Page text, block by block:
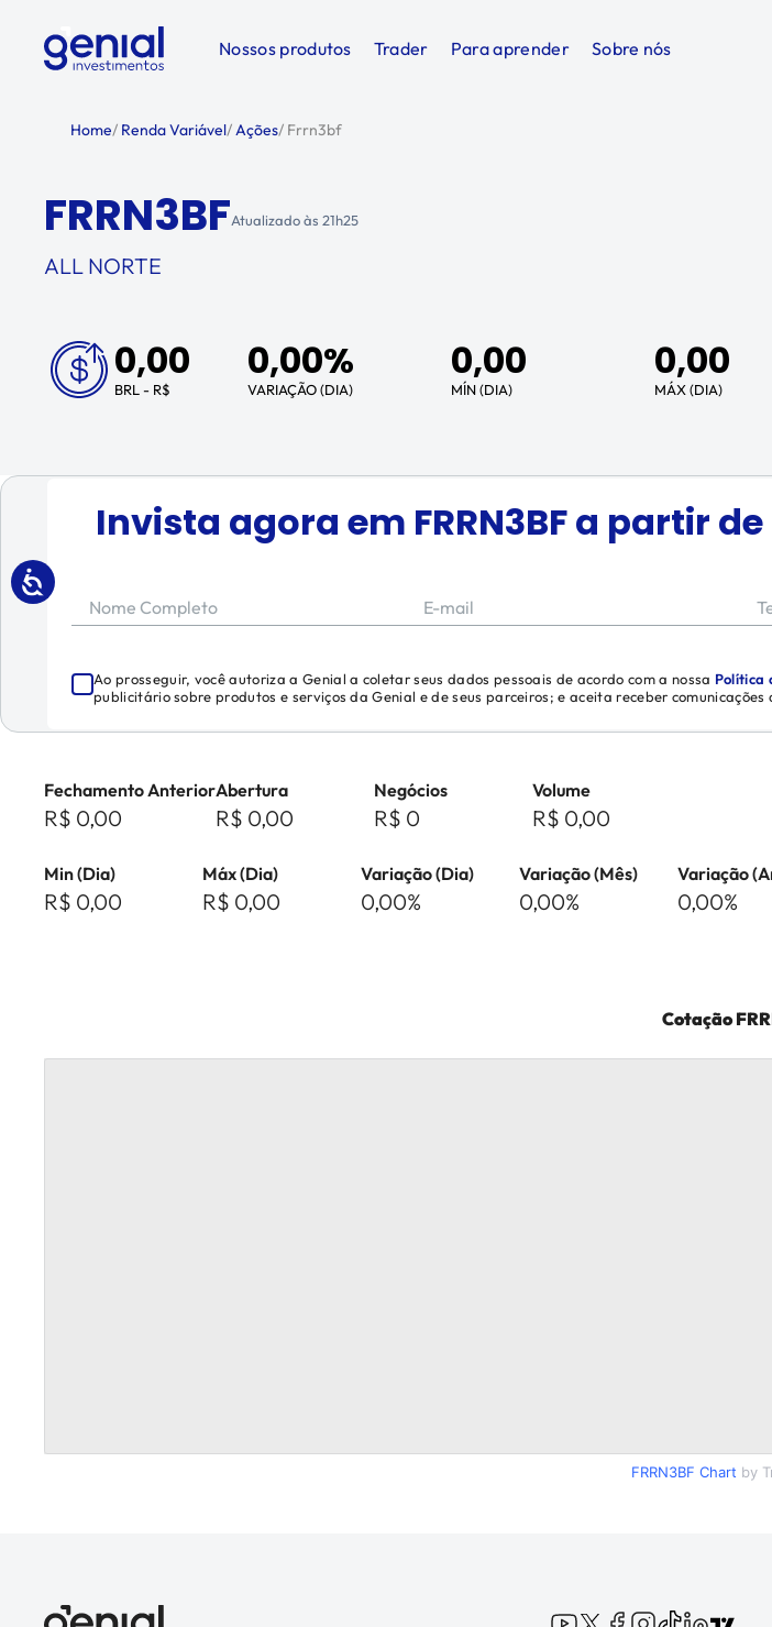
Nossos produtos Trader Para aprender Sobre nós
Home/ Renda Variável/Ações/ Frrn3bf
FRRN3BFAtualizado às 21h25
ALL NORTE
0,00
BRL - R$
0,00%
VARIAÇÃO (DIA)
0,00
MÍN (DIA)
0,00
MÁX (DIA)
Invista agora em FRRN3BFa partir de
Nome Completo E-mail
Ao prosseguir, você autoriza a Genial a coletar seus dados pessoais de acordo com a nossa Política
publicitário sobre produtos e serviços da Genial e de seus parceiros; e aceita receber
Fechamento Anterior
R$ 0,00
Abertura
R$ 0,00
Negócios
R$ 0
Volume
R$ 0,00
Min (Dia)
R$ 0,00
Máx (Dia)
R$ 0,00
Variação (Dia)
0,00%
Variação (Mês)
0,00%
Variação
0,00%
Cotação
FRRN3BF Chart by